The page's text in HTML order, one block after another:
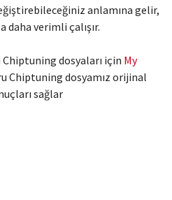
anlamına gelir,
daha verimli çalışır.
dosyaları için My
Chiptuning dosyamız orijinal
sağlar